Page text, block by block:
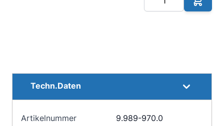
Techn.Daten
Artikelnummer 9.989-970.0